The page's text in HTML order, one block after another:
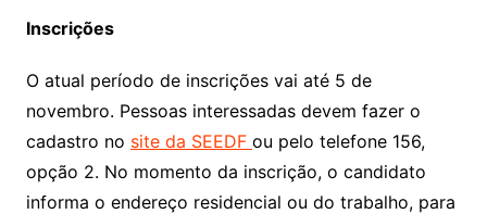
Inscrições
O atual período de inscrições vai até 5 de
novembro. Pessoas interessadas devem fazer o
cadastro no site da SEEDF ou pelo telefone 156,
opção 2. No momento da inscrição, o candidato
informa o endereço residencial ou do trabalho, para